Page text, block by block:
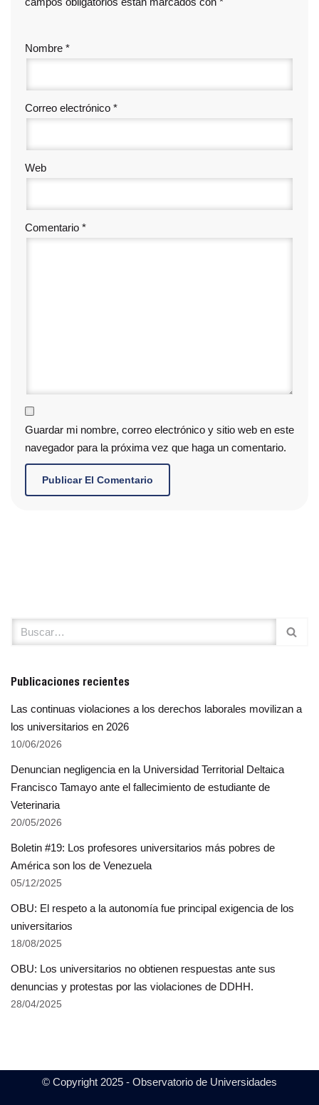
Nombre *
Correo electrónico *
Web
Comentario *
Guardar mi nombre, correo electrónico y sitio web en este
navegador para la próxima vez que haga un comentario.
Publicaciones recientes
Las continuas violaciones a los derechos laborales movilizan a
los universitarios en 2026
10/06/2026
Denuncian negligencia en la Universidad Territorial Deltaica
Francisco Tamayo ante el fallecimiento de estudiante de
Veterinaria
20/05/2026
Boletin #19: Los profesores universitarios más pobres de
América son los de Venezuela
05/12/2025
OBU: El respeto a la autonomía fue principal exigencia de los
universitarios
18/08/2025
OBU: Los universitarios no obtienen respuestas ante sus
denuncias y protestas por las violaciones de DDHH.
28/04/2025
© Copyright 2025 - Observatorio de Universidades